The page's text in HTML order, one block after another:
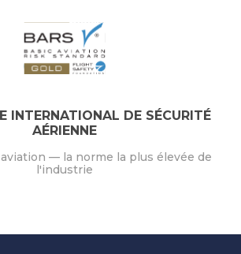
INTERNATIONAL DE SÉCURITÉ
AÉRIENNE
— la norme la plus élevée de
l'industrie